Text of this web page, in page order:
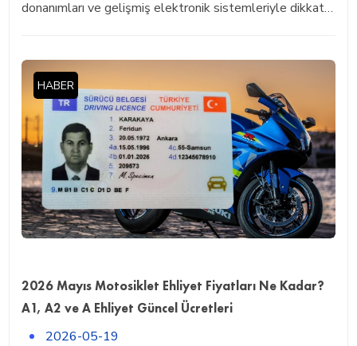
donanımları ve gelişmiş elektronik sistemleriyle dikkat…
HABER
2026 Mayıs Motosiklet Ehliyet Fiyatları Ne Kadar?
A1, A2 ve A Ehliyet Güncel Ücretleri
2026-05-19